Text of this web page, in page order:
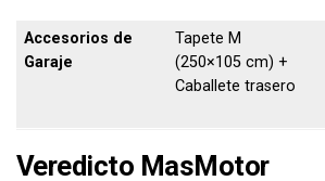
Accesorios de
Garaje
Tapete M
(250×105 cm) +
Caballete trasero
Veredicto MasMotor